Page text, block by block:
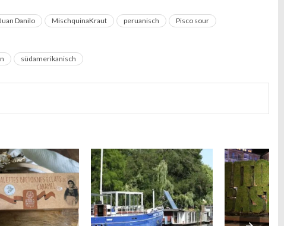
Danilo MischquinaKraut peruanisch
Pisco sour
südamerikanisch